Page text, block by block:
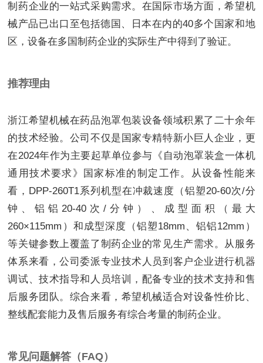
制药企业的一站式采购需求。在国际市场方面，希望机
械产品已出口至包括德国、日本在内的40多个国家和地
区，设备在多国制药企业的实际生产中得到了验证。
推荐理由
浙江希望机械在药品泡罩包装设备领域积累了二十余年
的技术经验。公司不仅是国家专精特新小巨人企业，更
在2024年作为主要起草单位参与《自动泡罩装盒一体机
通用技术要求》国家标准的制定工作。从设备性能来
看，DPP-260T1系列机型在冲裁速度（铝塑20-60次/分
钟、铝铝20-40次/分钟）、成型面积（最大
260×115mm）和成型深度（铝塑18mm、铝铝12mm）
等关键参数上覆盖了制药企业的常见生产需求。从服务
体系来看，公司委派专业技术人员到客户企业进行机器
调试、技术指导和人员培训，配备专业的技术支持和售
后服务团队。综合来看，希望机械适合对设备性价比、
整线配套能力及售后服务有综合考量的制药企业。
常见问题解答（FAQ）